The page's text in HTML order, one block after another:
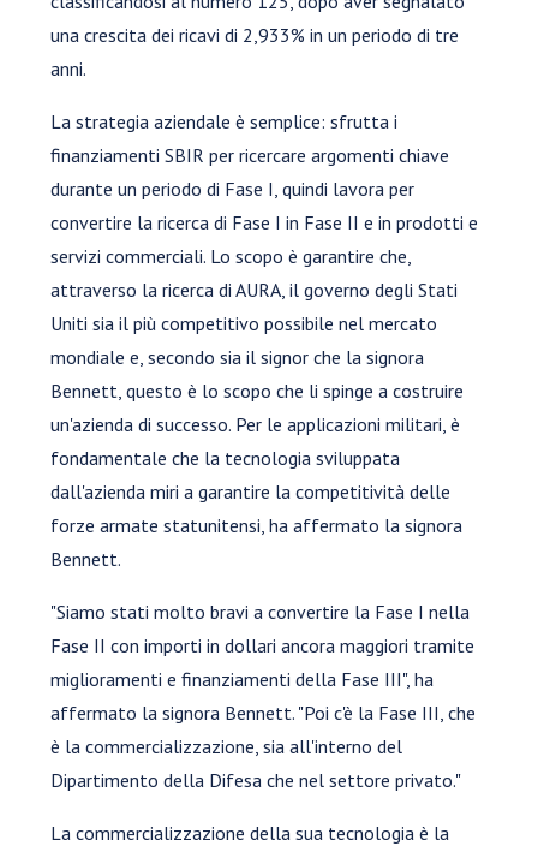
una crescita dei ricavi di 2,933% in un periodo di tre
anni.
La strategia aziendale è semplice: sfrutta i
finanziamenti SBIR per ricercare argomenti chiave
durante un periodo di Fase I, quindi lavora per
convertire la ricerca di Fase I in Fase II e in prodotti e
servizi commerciali. Lo scopo è garantire che,
attraverso la ricerca di AURA, il governo degli Stati
Uniti sia il più competitivo possibile nel mercato
mondiale e, secondo sia il signor che la signora
Bennett, questo è lo scopo che li spinge a costruire
un'azienda di successo. Per le applicazioni militari, è
fondamentale che la tecnologia sviluppata
dall'azienda miri a garantire la competitività delle
forze armate statunitensi, ha affermato la signora
Bennett.
"Siamo stati molto bravi a convertire la Fase I nella
Fase II con importi in dollari ancora maggiori tramite
miglioramenti e finanziamenti della Fase III", ha
affermato la signora Bennett. "Poi c'è la Fase III, che
è la commercializzazione, sia all'interno del
Dipartimento della Difesa che nel settore privato."
La commercializzazione della sua tecnologia è la